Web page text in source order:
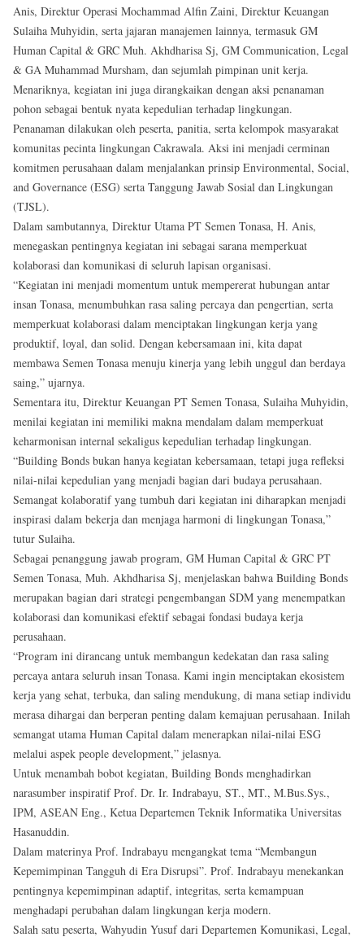
Anis, Direktur Operasi Mochammad Alfin Zaini, Direktur Keuangan
Sulaiha Muhyidin, serta jajaran manajemen lainnya, termasuk GM
Human Capital & GRC Muh. Akhdharisa Sj, GM Communication, Legal
& GA Muhammad Mursham, dan sejumlah pimpinan unit kerja.
Menariknya, kegiatan ini juga dirangkaikan dengan aksi penanaman
pohon sebagai bentuk nyata kepedulian terhadap lingkungan.
Penanaman dilakukan oleh peserta, panitia, serta kelompok masyarakat
komunitas pecinta lingkungan Cakrawala. Aksi ini menjadi cerminan
komitmen perusahaan dalam menjalankan prinsip Environmental, Social,
and Governance (ESG) serta Tanggung Jawab Sosial dan Lingkungan
(TJSL).
Dalam sambutannya, Direktur Utama PT Semen Tonasa, H. Anis,
menegaskan pentingnya kegiatan ini sebagai sarana memperkuat
kolaborasi dan komunikasi di seluruh lapisan organisasi.
“Kegiatan ini menjadi momentum untuk mempererat hubungan antar
insan Tonasa, menumbuhkan rasa saling percaya dan pengertian, serta
memperkuat kolaborasi dalam menciptakan lingkungan kerja yang
produktif, loyal, dan solid. Dengan kebersamaan ini, kita dapat
membawa Semen Tonasa menuju kinerja yang lebih unggul dan berdaya
saing,” ujarnya.
Sementara itu, Direktur Keuangan PT Semen Tonasa, Sulaiha Muhyidin,
menilai kegiatan ini memiliki makna mendalam dalam memperkuat
keharmonisan internal sekaligus kepedulian terhadap lingkungan.
“Building Bonds bukan hanya kegiatan kebersamaan, tetapi juga refleksi
nilai-nilai kepedulian yang menjadi bagian dari budaya perusahaan.
Semangat kolaboratif yang tumbuh dari kegiatan ini diharapkan menjadi
inspirasi dalam bekerja dan menjaga harmoni di lingkungan Tonasa,”
tutur Sulaiha.
Sebagai penanggung jawab program, GM Human Capital & GRC PT
Semen Tonasa, Muh. Akhdharisa Sj, menjelaskan bahwa Building Bonds
merupakan bagian dari strategi pengembangan SDM yang menempatkan
kolaborasi dan komunikasi efektif sebagai fondasi budaya kerja
perusahaan.
“Program ini dirancang untuk membangun kedekatan dan rasa saling
percaya antara seluruh insan Tonasa. Kami ingin menciptakan ekosistem
kerja yang sehat, terbuka, dan saling mendukung, di mana setiap individu
merasa dihargai dan berperan penting dalam kemajuan perusahaan. Inilah
semangat utama Human Capital dalam menerapkan nilai-nilai ESG
melalui aspek people development,” jelasnya.
Untuk menambah bobot kegiatan, Building Bonds menghadirkan
narasumber inspiratif Prof. Dr. Ir. Indrabayu, ST., MT., M.Bus.Sys.,
IPM, ASEAN Eng., Ketua Departemen Teknik Informatika Universitas
Hasanuddin.
Dalam materinya Prof. Indrabayu mengangkat tema “Membangun
Kepemimpinan Tangguh di Era Disrupsi”. Prof. Indrabayu menekankan
pentingnya kepemimpinan adaptif, integritas, serta kemampuan
menghadapi perubahan dalam lingkungan kerja modern.
Salah satu peserta, Wahyudin Yusuf dari Departemen Komunikasi, Legal,